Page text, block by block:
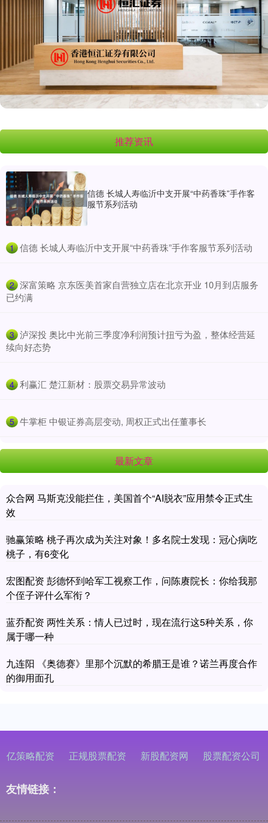
推荐资讯
信德 长城人寿临沂中支开展“中药香珠”手作客
服节系列活动
1 ​信德 长城人寿临沂中支开展“中药香珠”手作客服节系列活动
2 ​深富策略 京东医美首家自营独立店在北京开业 10月到店服务
已约满
3 ​泸深投 奥比中光前三季度净利润预计扭亏为盈，整体经营延
续向好态势
4 ​利赢汇 楚江新材：股票交易异常波动
5 ​牛掌柜 中银证券高层变动, 周权正式出任董事长
最新文章
众合网 马斯克没能拦住，美国首个“AI脱衣”应用禁令正式生
效
驰赢策略 桃子再次成为关注对象！多名院士发现：冠心病吃
桃子，有6变化
宏图配资 彭德怀到哈军工视察工作，问陈赓院长：你给我那
个侄子评什么军衔？
蓝乔配资 两性关系：情人已过时，现在流行这5种关系，你
属于哪一种
九连阳 《奥德赛》里那个沉默的希腊王是谁？诺兰再度合作
的御用面孔
亿策略配资 正规股票配资 新股配资网 股票配资公司
友情链接：